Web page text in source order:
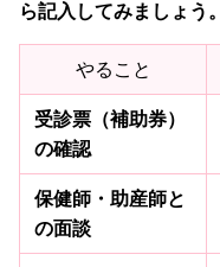
ら記入してみましょう。
やること
受診票（補助券）
の確認
保健師・助産師と
の面談